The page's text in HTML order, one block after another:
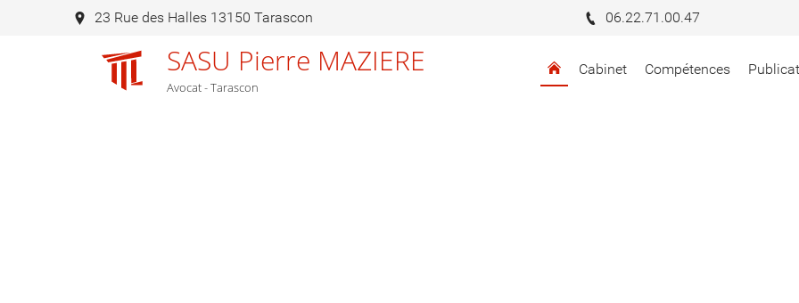
SASU Pierre MAZIERE
Avocat - Tarascon
Cabinet Compétences
23 Rue des Halles 13150 Tarascon 06.22.71.00.47